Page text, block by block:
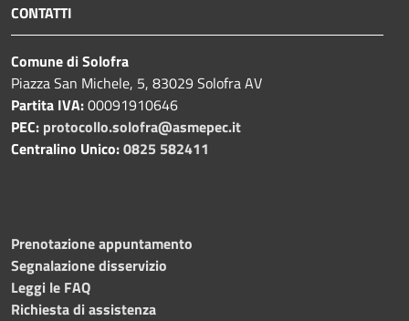
CONTATTI
Comune di Solofra
Piazza San Michele, 5, 83029 Solofra AV
Partita IVA:00091910646
PEC: protocollo.solofra@asmepec.it
Centralino Unico:0825 582411
Prenotazione appuntamento
Segnalazione disservizio
Leggi le FAQ
Richiesta di assistenza